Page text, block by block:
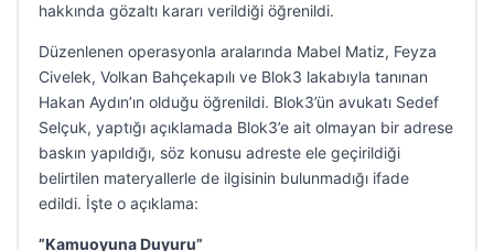
hakkında gözaltı kararı verildiği öğrenildi.
Düzenlenen operasyonla aralarında Mabel Matiz, Feyza
Civelek, Volkan Bahçekapılı ve Blok3 lakabıyla tanınan
Hakan Aydın’ın olduğu öğrenildi. Blok3’ün avukatı Sedef
Selçuk, yaptığı açıklamada Blok3’e ait olmayan bir adrese
baskın yapıldığı, söz konusu adreste ele geçirildiği
belirtilen materyallerle de ilgisinin bulunmadığı ifade
edildi. İşte o açıklama:
”Kamuoyuna Duyuru”